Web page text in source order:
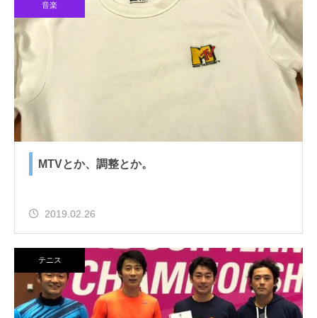
音楽
MTVとか、調整とか。
2019.02.26
テニス